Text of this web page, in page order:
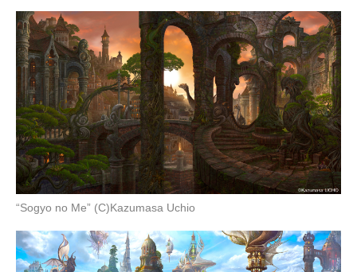
“Sogyo no Me” (C)Kazumasa Uchio